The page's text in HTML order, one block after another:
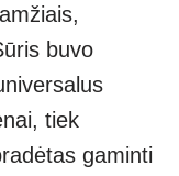
buvo
tiek
gaminti